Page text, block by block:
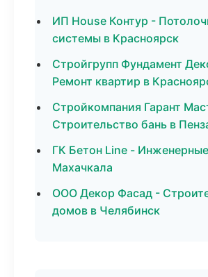
ИП House Контур -
системы в Красноярск
Стройгрупп Фундамент
Ремонт квартир в
Стройкомпания Гарант
Строительство бань в
ГК Бетон Line -
Махачкала
ООО Декор Фасад -
домов в Челябинск